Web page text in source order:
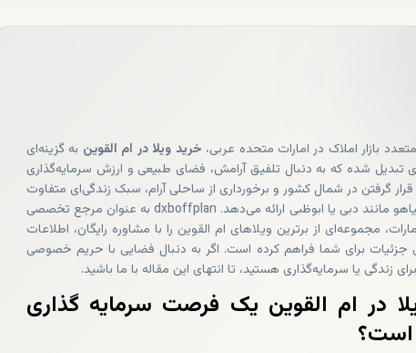
بازار املاک در امارات متحده عربی، خرید ویلا در ام القوین به گزینه‌ای
تبدیل شده که به‌ دنبال تلفیق آرامش، فضای طبیعی و ارزش سرمایه‌گذاری
گرفتن در شمال کشور و برخورداری از ساحلی آرام، سبک زندگی‌ای متفاوت
با سایر شهرهای پرهیاهو مانند دبی یا ابوظبی ارائه می‌دهد. dxboffplan به‌ عنوان مرجع تخصصی
مجموعه‌ای از برترین ویلاهای ام القوین را با مشاوره رایگان، اطلاعات
جزئیات برای شما فراهم کرده است. اگر به ‌دنبال فضایی با حریم خصوصی
زندگی یا سرمایه‌گذاری هستید، تا انتهای این مقاله با ما باشید.
در ام القوین یک فرصت سرمایه‌ گذاری
است؟